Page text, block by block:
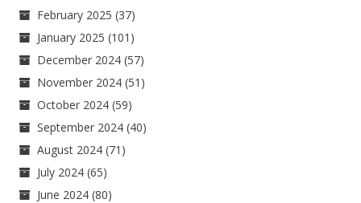
February 2025 (37)
January 2025 (101)
December 2024 (57)
November 2024 (51)
October 2024 (59)
September 2024 (40)
August 2024 (71)
July 2024 (65)
June 2024 (80)